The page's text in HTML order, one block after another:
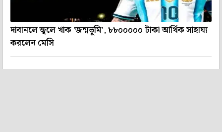
দাবানলে জ্বলে খাক 'জন্মভূমি', ৮৮০০০০০ টাকা আর্থিক সাহায্য
করলেন মেসি